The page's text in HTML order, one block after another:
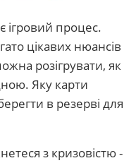
ігровий процес.
цікавих нюансів
розігрувати, як
Яку карти
в резерві для
з кризовістю -